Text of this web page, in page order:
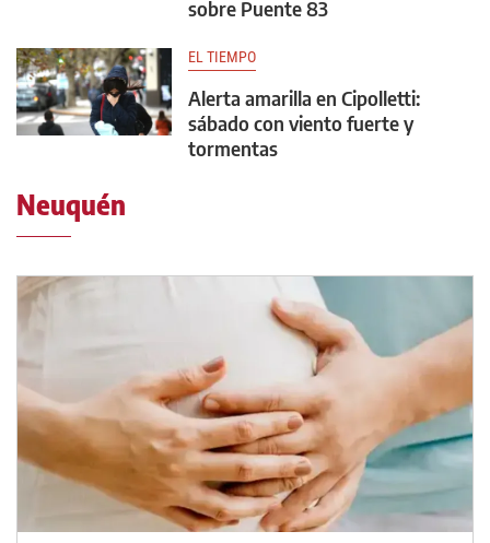
sobre Puente 83
EL TIEMPO
Alerta amarilla en Cipolletti:
sábado con viento fuerte y
tormentas
Neuquén